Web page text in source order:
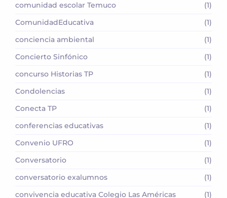
comunidad escolar Temuco
(1)
ComunidadEducativa
(1)
conciencia ambiental
(1)
Concierto Sinfónico
(1)
concurso Historias TP
(1)
Condolencias
(1)
Conecta TP
(1)
conferencias educativas
(1)
Convenio UFRO
(1)
Conversatorio
(1)
conversatorio exalumnos
(1)
convivencia educativa Colegio Las Américas
(1)